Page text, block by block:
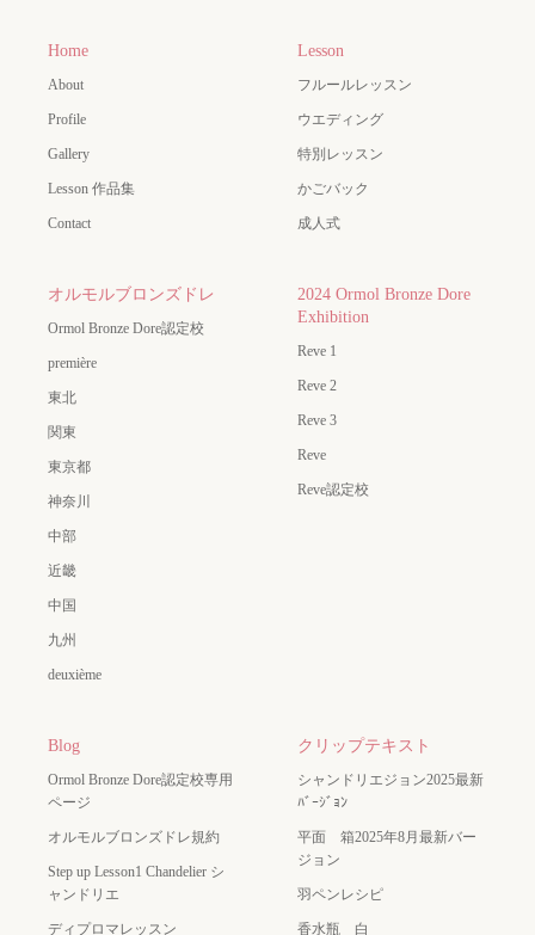
Home
About
Profile
Gallery
Lesson 作品集
Contact
Lesson
フルールレッスン
ウエディング
特別レッスン
かごバック
成人式
オルモルブロンズドレ
Ormol Bronze Dore認定校
première
東北
関東
東京都
神奈川
中部
近畿
中国
九州
deuxième
2024 Ormol Bronze Dore
Exhibition
Reve 1
Reve 2
Reve 3
Reve
Reve認定校
Blog
Ormol Bronze Dore認定校専用
ページ
オルモルブロンズドレ規約
Step up Lesson1 Chandelier シ
ャンドリエ
ディプロマレッスン
クリップテキスト
シャンドリエジョン2025最新
ﾊﾞｰｼﾞｮﾝ
平面 箱2025年8月最新バー
ジョン
羽ペンレシピ
香水瓶 白